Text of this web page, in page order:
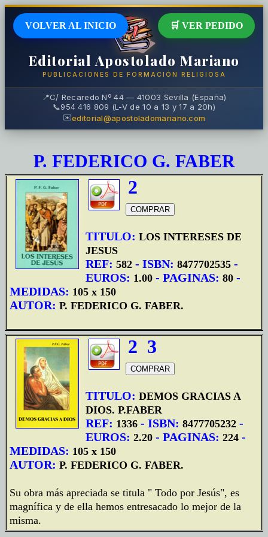
Editorial Apostolado Mariano
PUBLICACIONES DE FORMACIÓN RELIGIOSA
📍C/ Recaredo Nº 44 — 41003 Sevilla (España)
📞954 416 809 (L-V de 10 a 13 y 17 a 20h)
✉️editorial@apostoladomariano.com
VOLVER AL INICIO 🛒 VER PEDIDO
P. FEDERICO G. FABER
2
TITULO: LOS INTERESES DE
JESUS
REF: 582 - ISBN: 8477702535 -
EUROS: 1.00 - PAGINAS: 80 -
MEDIDAS: 105 x 150
AUTOR: P. FEDERICO G. FABER.
2 3
TITULO: DEMOS GRACIAS A
DIOS. P.FABER
REF: 1336 - ISBN: 8477705232 -
EUROS: 2.20 - PAGINAS: 224 -
MEDIDAS: 105 x 150
AUTOR: P. FEDERICO G. FABER.
Su obra más apreciada se titula " Todo por Jesús", es
magnífica y de ella hemos entresacado lo mejor de la
misma.